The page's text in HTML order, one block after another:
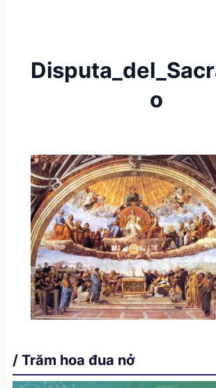
o
/ Trăm hoa đua nở